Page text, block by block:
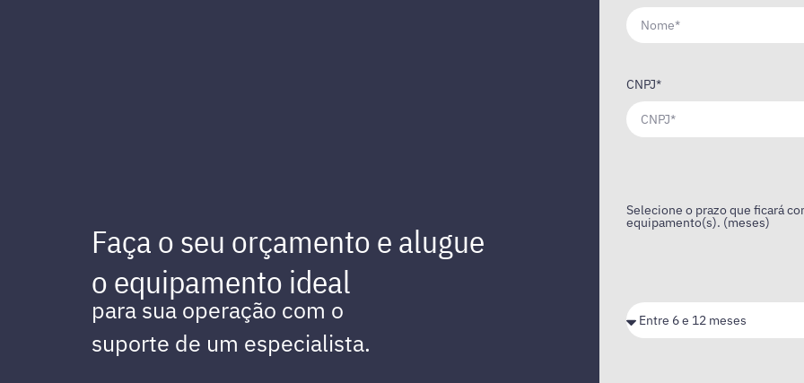
Faça o seu orçamento e alugue
o equipamento ideal
para sua operação com o
suporte de um especialista.
CNPJ*
Selecione o prazo que ficará
equipamento(s). (meses)